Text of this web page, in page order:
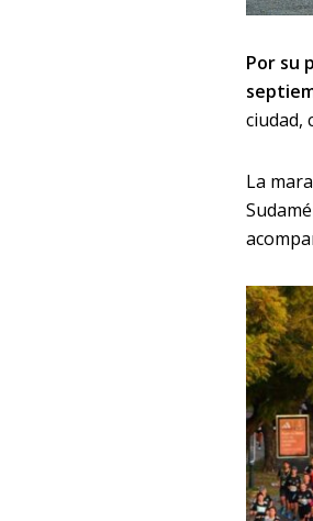
Por su
ciudad,
La